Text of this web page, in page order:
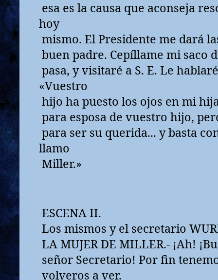
esa es la causa que aconseja
hoy
mismo. El Presidente me dará
buen padre. Cepíllame mi saco
pasa, y visitaré a S. E. Le
«Vuestro
hijo ha puesto los ojos en mi
para esposa de vuestro hijo,
para ser su querida... y basta
llamo
Miller.»
ESCENA II.
Los mismos y el secretario
LA MUJER DE MILLER.- ¡Ah!
señor Secretario! Por fin
volveros a ver.